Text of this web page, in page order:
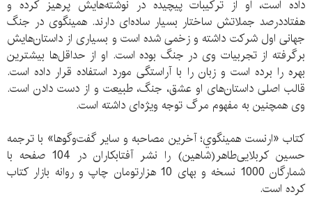
داده است، او از ترکیبات پیچیده در نوشته‌هایش پرهیز کرده و
هفتاددرصد جملاتش ساختار بسیار ساده‌ای دارند. همینگوی در جنگ
جهانی اول شرکت داشته و زخمی شده است و بسیاری از داستان‌هایش
برگرفته از تجربیات وی در جنگ بوده است. او از حداقل‌ها بیشترین
بهره را برده است و زبان را با آراستگی مورد استفاده قرار داده است.
قالب اصلی داستان‌های او عشق، جنگ، طبیعت و از دست دادن است.
وی همچنین به مفهوم مرگ توجه ویژه‌ای داشته است.
كتاب «ارنست همينگوي؛ آخرين مصاحبه و ساير گفت‌وگو‌ها» با ترجمه
حسین کربلایی‌طاهر(شاهین) را نشر آفتابکاران در 104 صفحه با
شمارگان 1000 نسخه و بهای 10 هزارتومان چاپ و روانه بازار کتاب
کرده است.